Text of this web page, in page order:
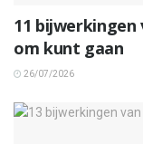
11 bijwerkingen
om kunt gaan
26/07/2026